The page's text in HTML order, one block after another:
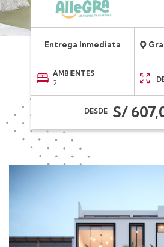
Entrega Inmediata
AMBIENTES
2
DESDE S/